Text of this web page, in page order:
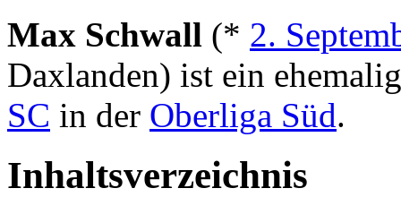
Max Schwall (* 2.
Daxlanden) ist ein
SC in der Oberliga Süd.
Inhaltsverzeichnis